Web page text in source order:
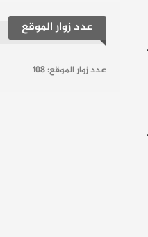
عدد زوار الموقع
عدد زوار الموقع:108